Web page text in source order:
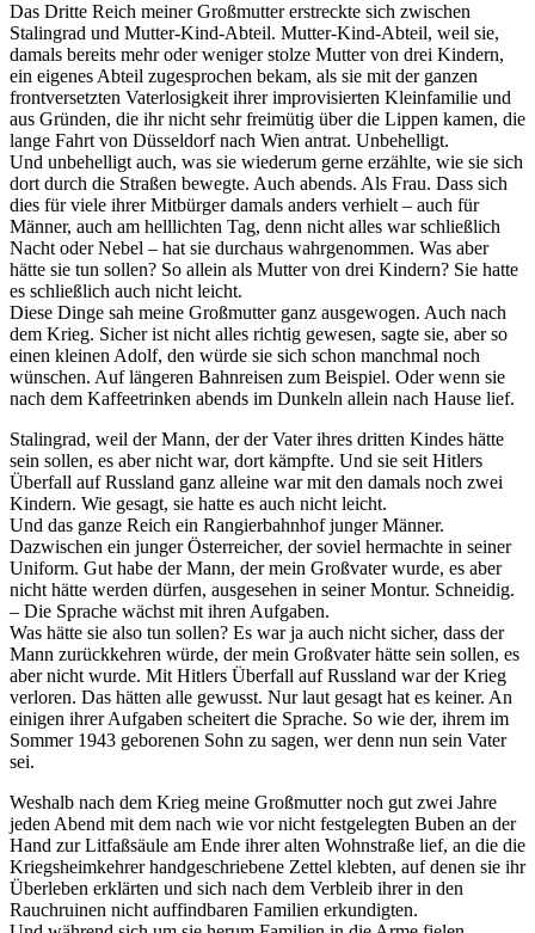
Das Dritte Reich meiner Großmutter erstreckte sich zwischen
Stalingrad und Mutter-Kind-Abteil. Mutter-Kind-Abteil, weil sie,
damals bereits mehr oder weniger stolze Mutter von drei Kindern,
ein eigenes Abteil zugesprochen bekam, als sie mit der ganzen
frontversetzten Vaterlosigkeit ihrer improvisierten Kleinfamilie und
aus Gründen, die ihr nicht sehr freimütig über die Lippen kamen, die
lange Fahrt von Düsseldorf nach Wien antrat. Unbehelligt.
Und unbehelligt auch, was sie wiederum gerne erzählte, wie sie sich
dort durch die Straßen bewegte. Auch abends. Als Frau. Dass sich
dies für viele ihrer Mitbürger damals anders verhielt – auch für
Männer, auch am helllichten Tag, denn nicht alles war schließlich
Nacht oder Nebel – hat sie durchaus wahrgenommen. Was aber
hätte sie tun sollen? So allein als Mutter von drei Kindern? Sie hatte
es schließlich auch nicht leicht.
Diese Dinge sah meine Großmutter ganz ausgewogen. Auch nach
dem Krieg. Sicher ist nicht alles richtig gewesen, sagte sie, aber so
einen kleinen Adolf, den würde sie sich schon manchmal noch
wünschen. Auf längeren Bahnreisen zum Beispiel. Oder wenn sie
nach dem Kaffeetrinken abends im Dunkeln allein nach Hause lief.
Stalingrad, weil der Mann, der der Vater ihres dritten Kindes hätte
sein sollen, es aber nicht war, dort kämpfte. Und sie seit Hitlers
Überfall auf Russland ganz alleine war mit den damals noch zwei
Kindern. Wie gesagt, sie hatte es auch nicht leicht.
Und das ganze Reich ein Rangierbahnhof junger Männer.
Dazwischen ein junger Österreicher, der soviel hermachte in seiner
Uniform. Gut habe der Mann, der mein Großvater wurde, es aber
nicht hätte werden dürfen, ausgesehen in seiner Montur. Schneidig.
– Die Sprache wächst mit ihren Aufgaben.
Was hätte sie also tun sollen? Es war ja auch nicht sicher, dass der
Mann zurückkehren würde, der mein Großvater hätte sein sollen, es
aber nicht wurde. Mit Hitlers Überfall auf Russland war der Krieg
verloren. Das hätten alle gewusst. Nur laut gesagt hat es keiner. An
einigen ihrer Aufgaben scheitert die Sprache. So wie der, ihrem im
Sommer 1943 geborenen Sohn zu sagen, wer denn nun sein Vater
sei.
Weshalb nach dem Krieg meine Großmutter noch gut zwei Jahre
jeden Abend mit dem nach wie vor nicht festgelegten Buben an der
Hand zur Litfaßsäule am Ende ihrer alten Wohnstraße lief, an die die
Kriegsheimkehrer handgeschriebene Zettel klebten, auf denen sie ihr
Überleben erklärten und sich nach dem Verbleib ihrer in den
Rauchruinen nicht auffindbaren Familien erkundigten.